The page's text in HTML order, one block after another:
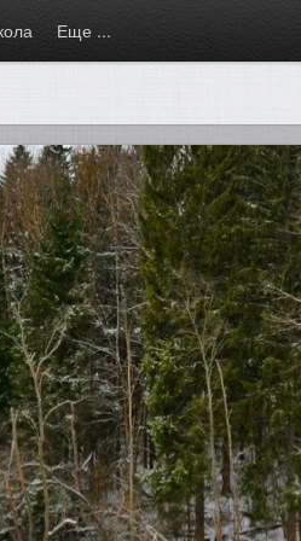
Еще ...